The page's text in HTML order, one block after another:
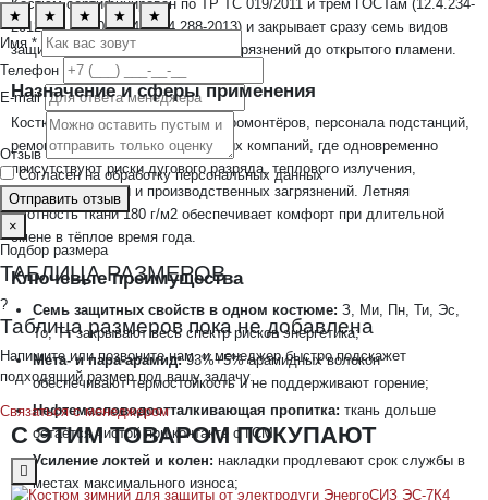
Костюм сертифицирован по ТР ТС 019/2011 и трём ГОСТам (12.4.234-
2012, 12.4.280-2014, 12.4.288-2013) и закрывает сразу семь видов
защитных свойств — от общих загрязнений до открытого пламени.
Назначение и сферы применения
Костюм предназначен для электромонтёров, персонала подстанций,
ремонтных бригад электросетевых компаний, где одновременно
присутствуют риски дугового разряда, теплового излучения,
нетоксичной пыли и производственных загрязнений. Летняя
плотность ткани 180 г/м2 обеспечивает комфорт при длительной
смене в тёплое время года.
Ключевые преимущества
Семь защитных свойств в одном костюме: З, Ми, Пн, Ти, Эс,
То, Тт закрывают весь спектр рисков энергетика;
Мета- и пара-арамид:93%+5% арамидных волокон
обеспечивают термостойкость и не поддерживают горение;
Нефтемасловодоотталкивающая пропитка: ткань дольше
остаётся чистой при контакте с ГСМ;
Усиление локтей и колен: накладки продлевают срок службы в
местах максимального износа;
★
★ ★ ★
★
Имя *
Телефон
E-mail
Отзыв
Согласен на обработку персональных данных
Отправить отзыв
×
Подбор размера
ТАБЛИЦА РАЗМЕРОВ
?
Таблица размеров пока не добавлена
Напишите или позвоните нам, и менеджер быстро подскажет
подходящий размер под вашу задачу.
Связаться с менеджером
С ЭТИМ ТОВАРОМ ПОКУПАЮТ